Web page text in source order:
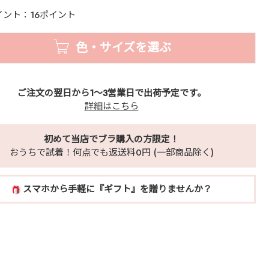
ト：16ポイント
色・サイズを選ぶ
ご注文の翌日から1～3営業日で出荷予定です。
詳細はこちら
初めて当店でブラ購入の方限定！
おうちで試着！何点でも返送料0円 (一部商品除く)
スマホから手軽に『ギフト』を贈りませんか？